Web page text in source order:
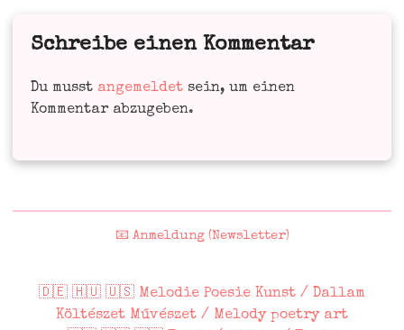
Schreibe einen Kommentar
Du musst angemeldet sein, um einen
Kommentar abzugeben.
📧 Anmeldung (Newsletter)
🇩🇪 🇭🇺 🇺🇸 Melodie Poesie Kunst / Dallam
Költészet Művészet / Melody poetry art